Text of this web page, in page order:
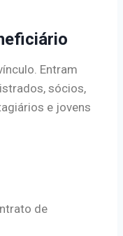
Entram
sócios,
e jovens
de